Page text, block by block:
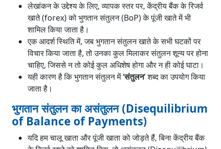
लेखांकन के उद्देश्य के लिए, व्यापक स्तर पर, केंद्रीय बैंक के रिजर्व
खाते (forex) को भुगतान संतुलन (BoP) के पूंजी खाते में भी
शामिल किया जाता है।
एक आदर्श स्थिति में, जब भुगतान संतुलन खाते के सभी घटकों पर
विचार किया जाता है, तो उनका कुल मिलाकर संतुलन शून्य पर होना
चाहिए, जिससे न तो कोई कुल अधिशेष होगा और न ही कोई घाटा।
यही कारण है कि भुगतान संतुलन में ‘संतुलन’ शब्द का उपयोग किया
जाता है।
भुगतान संतुलन का असंतुलन (Disequilibrium
of Balance of Payments)
यदि हम चालू खाता और पूंजी खाता को जोड़ते हैं, बिना केंद्रीय बैंक